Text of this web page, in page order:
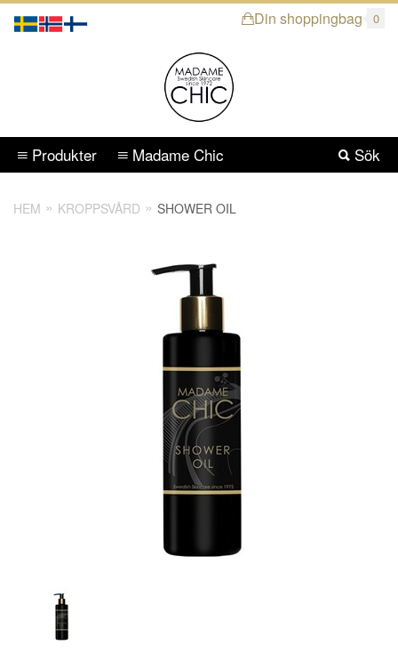
Din shoppingbag 0
Sök
Produkter Madame Chic
HEM KROPPSVÅRD SHOWER OIL